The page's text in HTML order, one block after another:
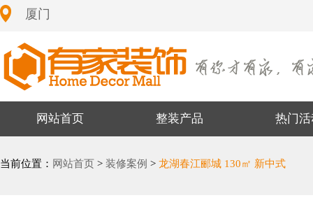
厦门
网站首页 整装产品 热门活
当前位置： 网站首页 > 装修案例 > 龙湖春江郦城 130㎡ 新中式